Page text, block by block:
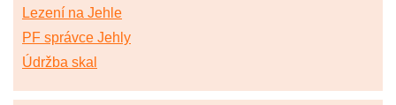
Lezení na Jehle
PF správce Jehly
Údržba skal